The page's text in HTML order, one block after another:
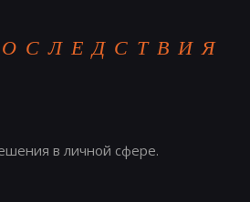
в личной сфере.